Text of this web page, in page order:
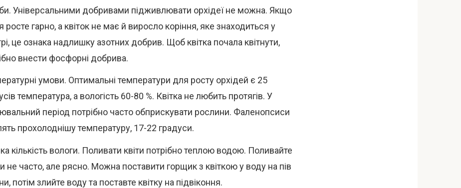
Універсальними добривами підживлювати орхідеї не можна. Якщо
росте гарно, а квіток не має й виросло коріння, яке знаходиться у
це ознака надлишку азотних добрив. Щоб квітка почала квітнути,
внести фосфорні добрива.
умови. Оптимальні температури для росту орхідей є 25
температура, а вологість 60-80 %. Квітка не любить протягів. У
період потрібно часто обприскувати рослини. Фаленопсиси
прохолоднішу температуру, 17-22 градуси.
кількість вологи. Поливати квіти потрібно теплою водою. Поливайте
не часто, але рясно. Можна поставити горщик з квіткою у воду на пів
потім злийте воду та поставте квітку на підвіконня.